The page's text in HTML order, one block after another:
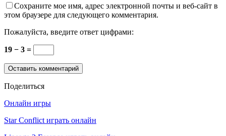
Сохраните мое имя, адрес электронной почты и веб-сайт в
этом браузере для следующего комментария.
Пожалуйста, введите ответ цифрами:
19 − 3 =
Поделиться
Онлайн игры
Star Conflict играть онлайн